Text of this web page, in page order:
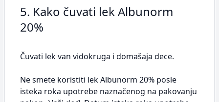
5. Kako čuvati lek Albunorm
20%
Čuvati lek van vidokruga i domašaja dece.
Ne smete koristiti lek Albunorm 20% posle
isteka roka upotrebe naznačenog na pakovanju